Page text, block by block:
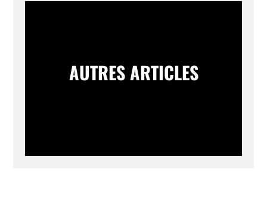
AUTRES ARTICLES
AUTRES ARTICLES